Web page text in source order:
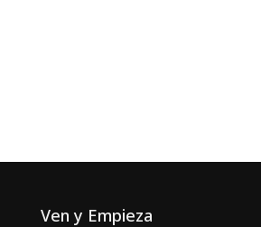
Ven y Empieza